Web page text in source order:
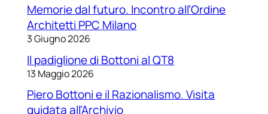
Memorie dal futuro. Incontro all’Ordine
Architetti PPC Milano
3 Giugno 2026
Il padiglione di Bottoni al QT8
13 Maggio 2026
Piero Bottoni e il Razionalismo. Visita
guidata all’Archivio